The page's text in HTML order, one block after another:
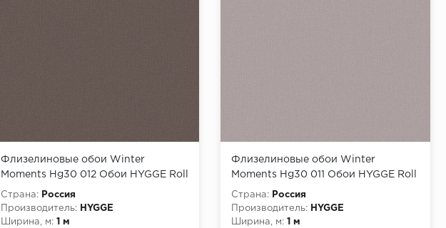
Флизелиновые обои Winter
Moments Hg30 012 Обои HYGGE Roll
(Winter Moments) (1*6) 10,05x1,00
флизелин
Страна:
Россия
Производитель:
HYGGE
Ширина, м: 1 м
Флизелиновые обои Winter
Moments Hg30 011 Обои HYGGE Roll
(Winter Moments) (1*6) 10,05x1,00
флизелин
Страна:
Россия
Производитель:
HYGGE
Ширина, м: 1 м